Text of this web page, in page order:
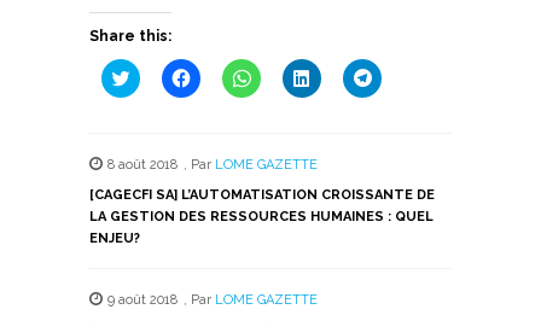
Share this:
Cliquez
pour
une
nouvelle
fenêtre)
Cliquez
pour
une
nouvelle
fenêtre)
Cliquez
pour
une
nouvelle
fenêtre)
Cliquez
pour
une
nouvelle
fenêtre)
Cliquez
pour
nouvelle
fenêtre)
8 août 2018 , Par LOME GAZETTE
[CAGECFI SA] L’AUTOMATISATION CROISSANTE DE
LA GESTION DES RESSOURCES HUMAINES : QUEL
ENJEU?
9 août 2018 , Par LOME GAZETTE